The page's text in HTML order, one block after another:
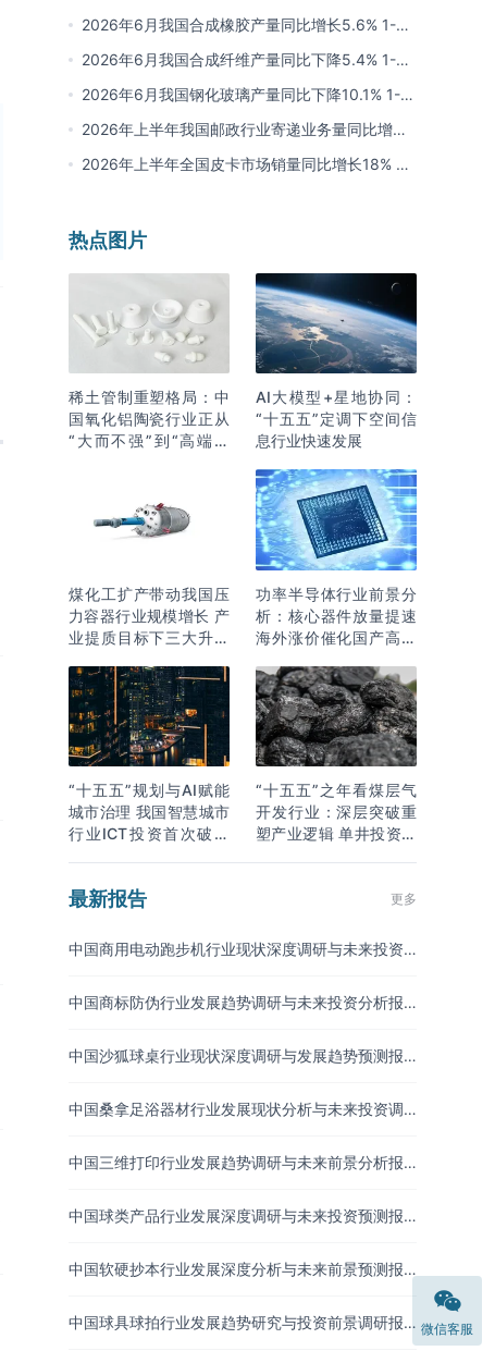
中浙江、江苏产量分别占比42.03%、31.34%
2026年6月我国合成橡胶产量同比增长5.6% 1-6
月累计产量同比增长6.4%
2026年6月我国合成纤维产量同比下降5.4% 1-6
月累计产量为3815.7万吨 同比增长0.8%
2026年6月我国钢化玻璃产量同比下降10.1% 1-6
月累计产量同比下降8.4%
2026年上半年我国邮政行业寄递业务量同比增长
4.2% 业务收入同比增长6%
2026年上半年全国皮卡市场销量同比增长18% 出
热点图片
稀土管制重塑格局：中
国氧化铝陶瓷行业正从
“大而不强”到“高端突
AI大模型+星地协同：
“十五五”定调下空间信
息行业快速发展
煤化工扩产带动我国压
力容器行业规模增长 产
业提质目标下三大升级
功率半导体行业前景分
析：核心器件放量提速
海外涨价催化国产高端
“十五五”规划与AI赋能
城市治理 我国智慧城市
行业ICT投资首次破万
“十五五”之年看煤层气
开发行业：深层突破重
塑产业逻辑 单井投资成
最新报告 更多
中国商用电动跑步机行业现状深度调研与未来投资
中国商标防伪行业发展趋势调研与未来投资分析报
中国沙狐球桌行业现状深度调研与发展趋势预测报
中国桑拿足浴器材行业发展现状分析与未来投资调
中国三维打印行业发展趋势调研与未来前景分析报
中国球类产品行业发展深度调研与未来投资预测报
中国软硬抄本行业发展深度分析与未来前景预测报
中国球具球拍行业发展趋势研究与投资前景调研报
微信客服